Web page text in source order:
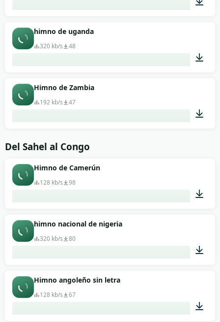
himno de uganda
320 kb/s 48
Himno de Zambia
192 kb/s 47
Del Sahel al Congo
Himno de Camerún
128 kb/s 98
himno nacional de nigeria
320 kb/s 80
Himno angoleño sin letra
128 kb/s 67